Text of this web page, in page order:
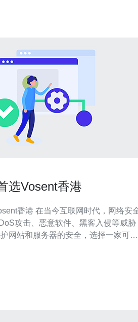
选Vosent香港
网时代，网络安全
攻击、恶意软件、黑客入侵等威胁
网站和服务器的安全，选择一家可靠
的高防服务商，为客户提供了优质的